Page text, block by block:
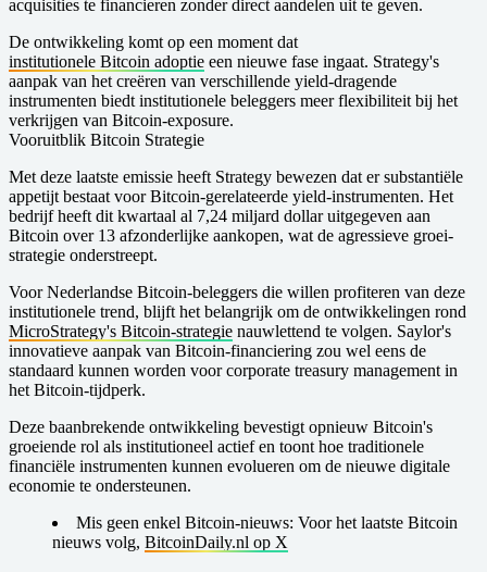
acquisities te financieren zonder direct aandelen uit te geven.
De ontwikkeling komt op een moment dat
institutionele Bitcoin adoptie een nieuwe fase ingaat. Strategy's
aanpak van het creëren van verschillende yield-dragende
instrumenten biedt institutionele beleggers meer flexibiliteit bij het
verkrijgen van Bitcoin-exposure.
Vooruitblik Bitcoin Strategie
Met deze laatste emissie heeft Strategy bewezen dat er substantiële
appetijt bestaat voor Bitcoin-gerelateerde yield-instrumenten. Het
bedrijf heeft dit kwartaal al 7,24 miljard dollar uitgegeven aan
Bitcoin over 13 afzonderlijke aankopen, wat de agressieve groei-
strategie onderstreept.
Voor Nederlandse Bitcoin-beleggers die willen profiteren van deze
institutionele trend, blijft het belangrijk om de ontwikkelingen rond
MicroStrategy's Bitcoin-strategie nauwlettend te volgen. Saylor's
innovatieve aanpak van Bitcoin-financiering zou wel eens de
standaard kunnen worden voor corporate treasury management in
het Bitcoin-tijdperk.
Deze baanbrekende ontwikkeling bevestigt opnieuw Bitcoin's
groeiende rol als institutioneel actief en toont hoe traditionele
financiële instrumenten kunnen evolueren om de nieuwe digitale
economie te ondersteunen.
Mis geen enkel Bitcoin-nieuws: Voor het laatste Bitcoin
nieuws volg, BitcoinDaily.nl op X